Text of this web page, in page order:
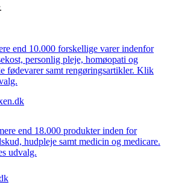
end 10.000 forskellige varer indenfor
personlig pleje, homøopati og
fødevarer samt rengøringsartikler. Klik
end 18.000 produkter inden for
hudpleje samt medicin og medicare.
udvalg.